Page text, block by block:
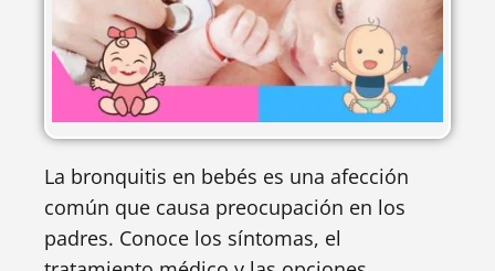
La bronquitis en bebés es una afección
común que causa preocupación en los
padres. Conoce los síntomas, el